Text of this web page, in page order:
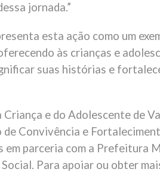
jornada.”
esta ação como um
às crianças e
suas histórias e
e do Adolescente de
Convivência e
parceria com a Prefeitura
Para apoiar ou obter